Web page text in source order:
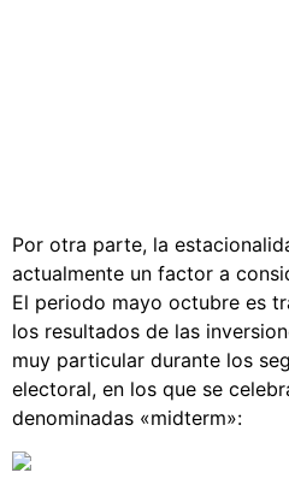
Por otra parte, la
actualmente un factor a
El periodo mayo octubre es
los resultados de las
muy particular durante los
electoral, en los que se
denominadas «midterm»: